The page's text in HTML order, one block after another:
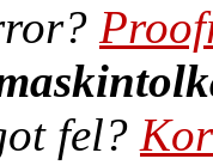
fel?